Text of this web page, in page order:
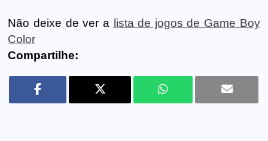
Não deixe de ver a lista de jogos de Game Boy
Color
Compartilhe: